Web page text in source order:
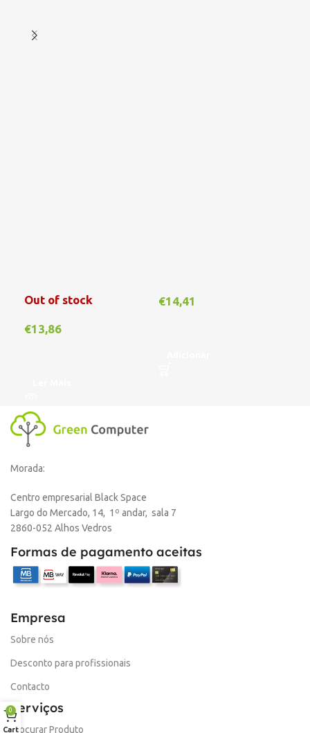
Out of stock
€13,86
€14,41
Morada:
Centro empresarial Black Space
Largo do Mercado, 14, 1º andar, sala 7
2860-052 Alhos Vedros
Formas de pagamento aceitas
Empresa
Sobre nós
Desconto para profissionais
Contacto
Serviços
Procurar Produto
0
Cart